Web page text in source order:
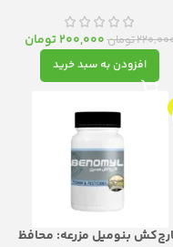
تخصصی
تومان200,000 تومان
افزودن به سبد خرید
بنومیل مزرعه: محافظ